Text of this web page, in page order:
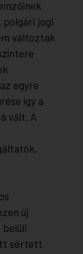
jogi
változtak
egyre
így a
vált. A
új
sértett